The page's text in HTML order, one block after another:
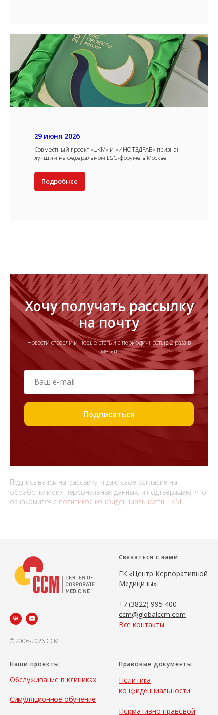
29 июня 2026
Совместный проект «ЦКМ» и «ИНОТЗДРАВ» признан
лучшим на федеральном ESG-форуме в Москве
Подробнее
Хочу получать рассылку
на почту
Новости отрасли и новые статьи с периодичностью 2 раза в
месяц
Подписаться
Подписываясь на рассылку, я даю свое согласие на
обработку моих персональных данных, и подтверждаю, что
ознакомился с политикой конфиденциальности ЦКМ
© 2006-2026 CCM
Связаться с нами
ГК «Центр Корпоративной
Медицины»
+7 (3822) 995-400
ccm@globalccm.com
Все контакты
Наши проекты
Обслуживание в клиниках
Симуляционное обучение
Правовые документы
Политика
конфиденциальности
Нормативно-правовой